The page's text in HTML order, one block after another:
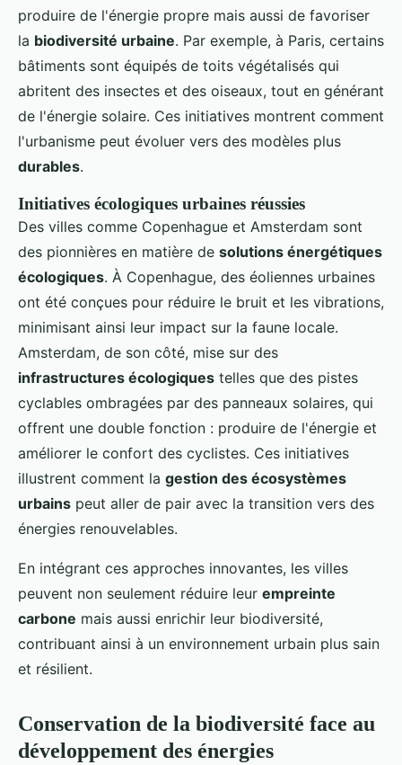
produire de l'énergie propre mais aussi de favoriser
la biodiversité urbaine. Par exemple, à Paris, certains
bâtiments sont équipés de toits végétalisés qui
abritent des insectes et des oiseaux, tout en générant
de l'énergie solaire. Ces initiatives montrent comment
l'urbanisme peut évoluer vers des modèles plus
durables.
Initiatives écologiques urbaines réussies
Des villes comme Copenhague et Amsterdam sont
des pionnières en matière de solutions énergétiques
écologiques. À Copenhague, des éoliennes urbaines
ont été conçues pour réduire le bruit et les vibrations,
minimisant ainsi leur impact sur la faune locale.
Amsterdam, de son côté, mise sur des
infrastructures écologiques telles que des pistes
cyclables ombragées par des panneaux solaires, qui
offrent une double fonction : produire de l'énergie et
améliorer le confort des cyclistes. Ces initiatives
illustrent comment la gestion des écosystèmes
urbains peut aller de pair avec la transition vers des
énergies renouvelables.
En intégrant ces approches innovantes, les villes
peuvent non seulement réduire leur empreinte
carbone mais aussi enrichir leur biodiversité,
contribuant ainsi à un environnement urbain plus sain
et résilient.
Conservation de la biodiversité face au
développement des énergies